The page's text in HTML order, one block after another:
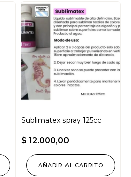
Sublimatex spray 125cc
$ 12.000,00
AÑADIR AL CARRITO